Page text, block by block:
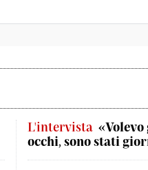
L'intervista
occhi, sono stati